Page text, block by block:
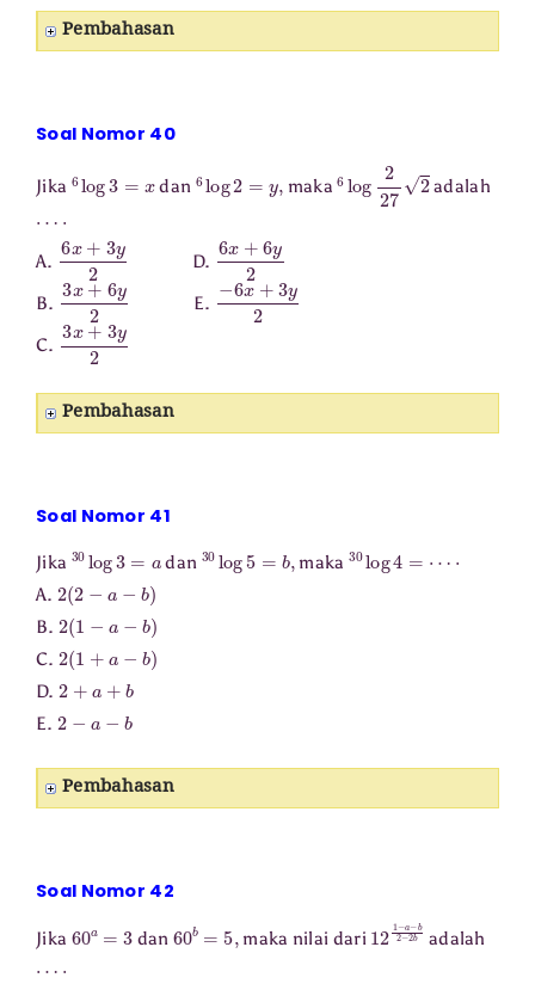
Pembahasan
Soal Nomor 40
Jika 6log 3 dan 6log 2 maka6log 227 adalah
A. 6x+3 y2 D. 6x+6 y2
B. 3x+6 y2 E. −6x+3y2
C. 3x+3y2
Pembahasan
Soal Nomor 41
Jika 30 log3 dan 30 log5 b, maka 30 4
A. 2 (2
B. 2 (1
C. 2 (1
D. 2
E. 2
Pembahasan
Soal Nomor 42
Jika 60 3 dan 60 5 maka nilai dari 12 1−a− 2 2 b
adalah